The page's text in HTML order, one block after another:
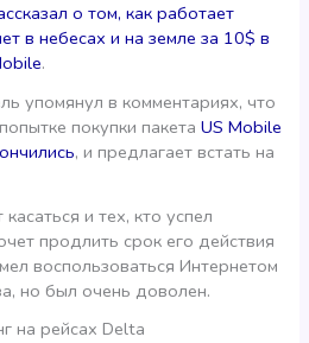
о том, как работает
в небесах и на земле за 10$ в
.
упомянул в комментариях, что
покупки пакетаUS Mobile
, и предлагает встать на
и тех, кто успел
продлить срок его действия
воспользоваться Интернетом
но был очень доволен.
на рейсах Delta